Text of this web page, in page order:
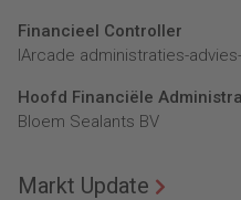
Financieel Controller
lArcade administraties-
Hoofd Financiële
Bloem Sealants BV
Markt Update